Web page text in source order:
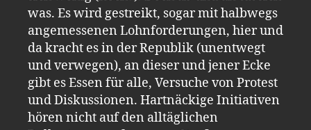
was. Es wird gestreikt, sogar mit halbwegs
angemessenen Lohnforderungen, hier und
da kracht es in der Republik (unentwegt
und verwegen), an dieser und jener Ecke
gibt es Essen für alle, Versuche von Protest
und Diskussionen. Hartnäckige Initiativen
hören nicht auf den alltäglichen